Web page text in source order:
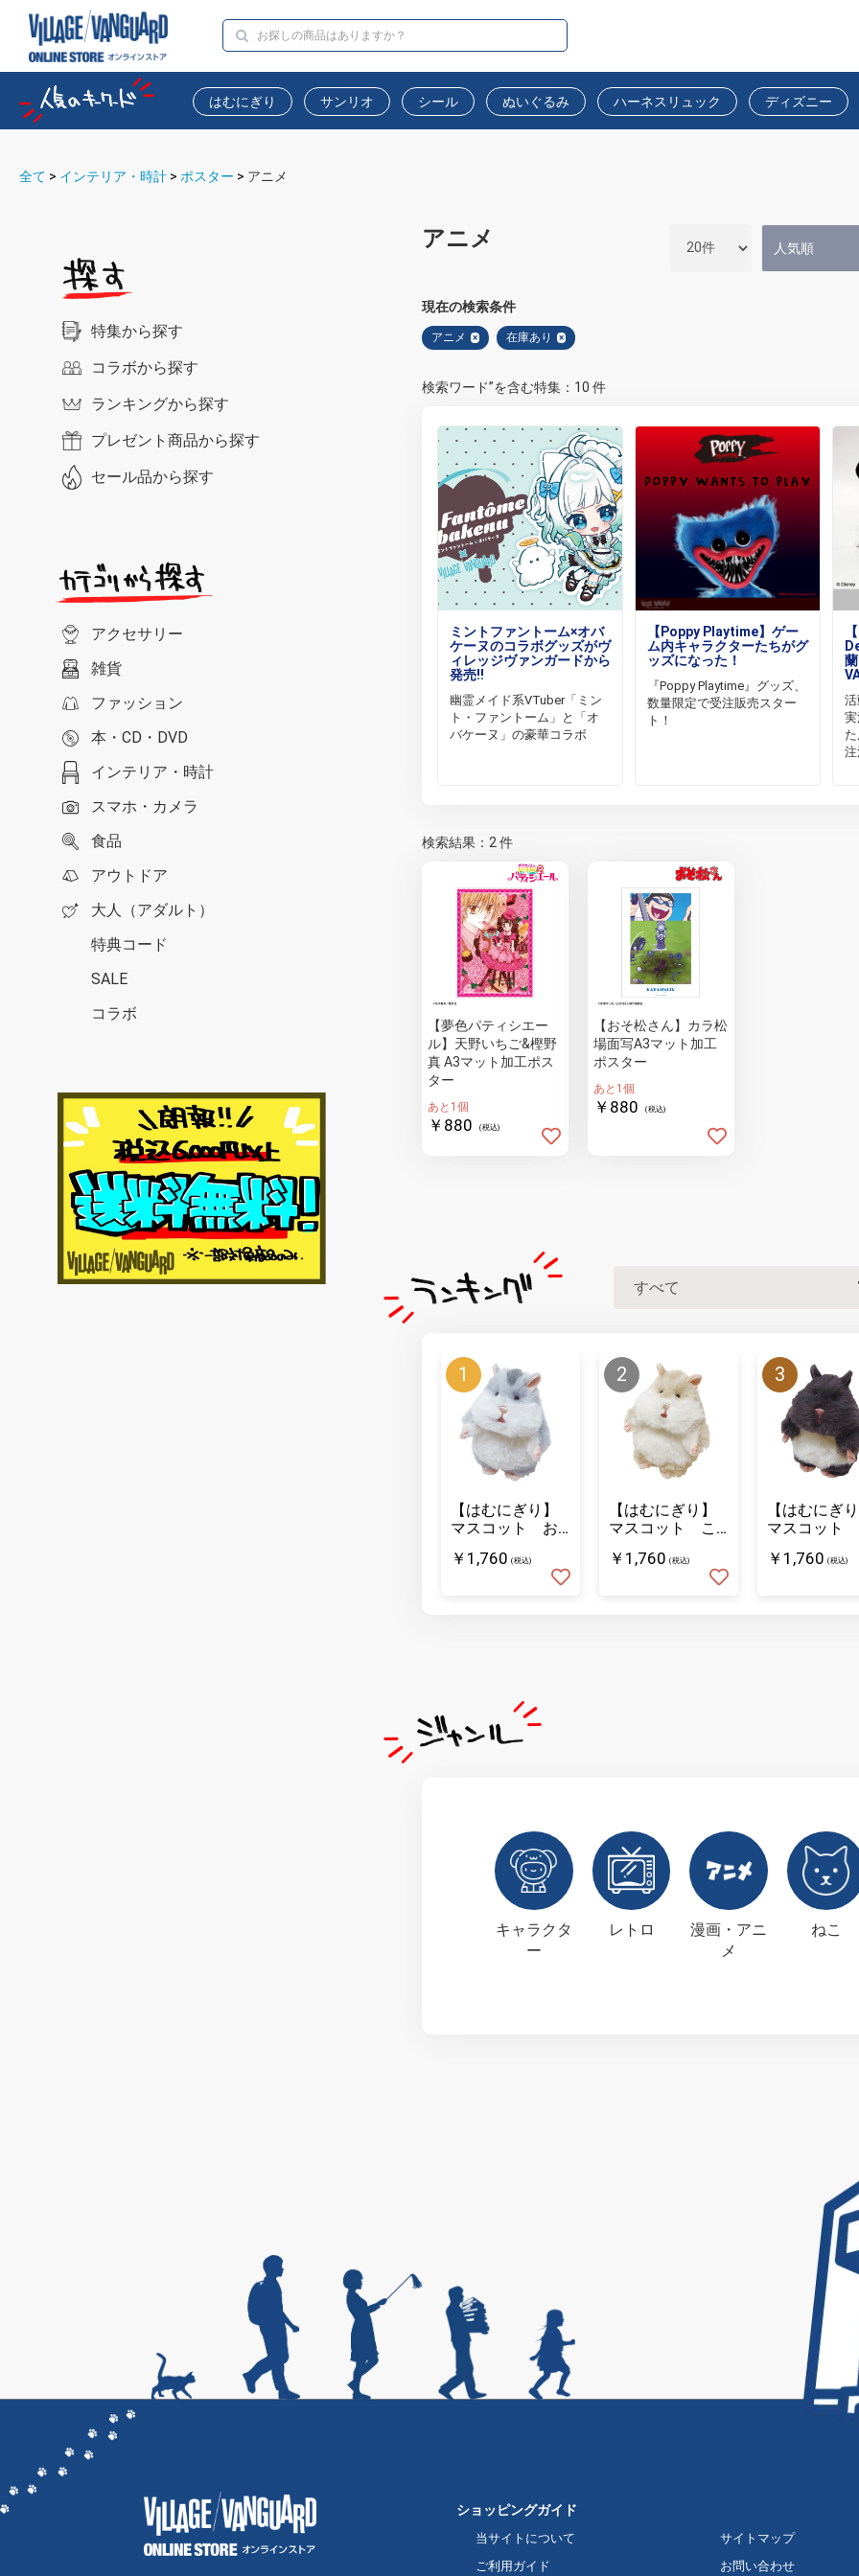
はむにぎり サンリオ シール ぬいぐるみ ハーネスリュック ディズニー
全て > インテリア・時計 > ポスター > アニメ
特集から探す
コラボから探す
ランキングから探す
プレゼント商品から探す
セール品から探す
アクセサリー
雑貨
ファッション
本・CD・DVD
インテリア・時計
スマホ・カメラ
食品
アウトドア
大人（アダルト）
特典コード
SALE
コラボ
アニメ
現在の検索条件
アニメ × 在庫あり ×
検索ワード”を含む特集：10 件
ミントファントーム×オバ
ケーヌのコラボグッズがヴ
ィレッジヴァンガードから
発売!!
幽霊メイド系VTuber「ミン
ト・ファントーム」と「オ
バケーヌ」の豪華コラボ
【Poppy Playtime】ゲー
ム内キャラクターたちがグ
ッズになった！
『Poppy Playtime』グッズ、
数量限定で受注販売スター
ト！
注
検索結果：2 件
【夢色パティシエー
ル】天野いちご&樫野
真 A3マット加工ポス
ター
あと1個
￥880 (税込)
【おそ松さん】カラ松
場面写A3マット加工
ポスター
あと1個
￥880 (税込)
【はむにぎり】
マスコット お
￥1,760 (税込)
【はむにぎり】
マスコット こ
￥1,760 (税込)
【はむにぎり
マスコット
￥1,760 (税込)
キャラクタ
ー
レトロ
漫画・アニ
メ
ねこ
ショッピングガイド
当サイトについて サイトマップ
ご利用ガイド
お問い合わせ